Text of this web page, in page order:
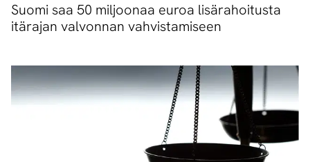
Suomi saa 50 miljoonaa euroa lisärahoitusta
itärajan valvonnan vahvistamiseen